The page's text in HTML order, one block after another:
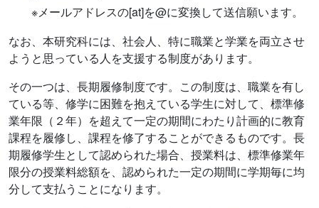
※メールアドレスの[at]を@に変換して送信願います。
なお、本研究科には、社会人、特に職業と学業を両立させ
ようと思っている人を支援する制度があります。
その一つは、長期履修制度です。この制度は、職業を有し
ている等、修学に困難を抱えている学生に対して、標準修
業年限（２年）を超えて一定の期間にわたり計画的に教育
課程を履修し、課程を修了することができるものです。長
期履修学生として認められた場合、授業料は、標準修業年
限分の授業料総額を、認められた一定の期間に学期毎に均
分して支払うことになります。